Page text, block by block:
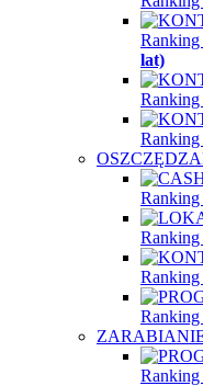
Ranking
lat)
Ranking
Ranking
Ranking
Ranking
Ranking
Ranking
Ranking